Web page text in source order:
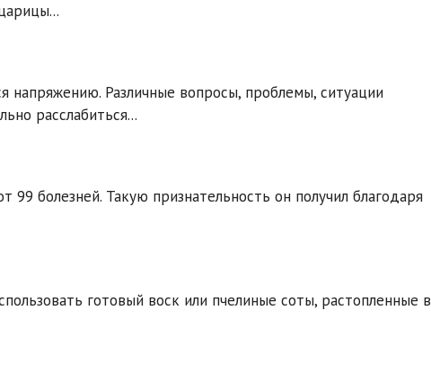
напряжению. Различные вопросы, проблемы, ситуации
расслабиться...
болезней. Такую признательность он получил благодаря
готовый воск или пчелиные соты, растопленные в